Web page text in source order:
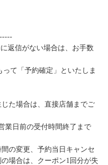
返信がない場合は、お手数
て「予約確定」といたしま
た場合は、直接店舗までご
業日前の受付時間終了まで
の変更、予約当日キャンセ
場合は、クーポン1回分が失